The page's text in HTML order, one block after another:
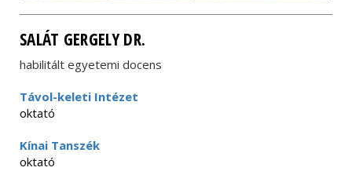
SALÁT GERGELY DR.
habilitált egyetemi docens
Távol-keleti Intézet
oktató
Kínai Tanszék
oktató